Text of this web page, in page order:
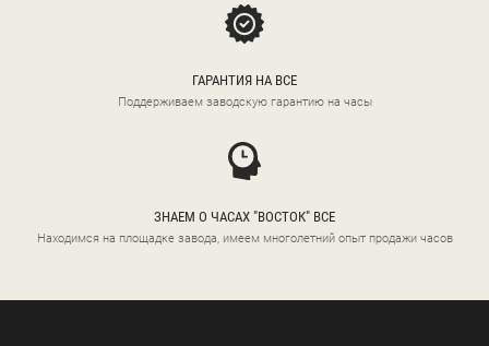
ГАРАНТИЯ НА ВСЕ
Поддерживаем заводскую гарантию на часы
ЗНАЕМ О ЧАСАХ "ВОСТОК" ВСЕ
Находимся на площадке завода, имеем многолетний опыт продажи часов